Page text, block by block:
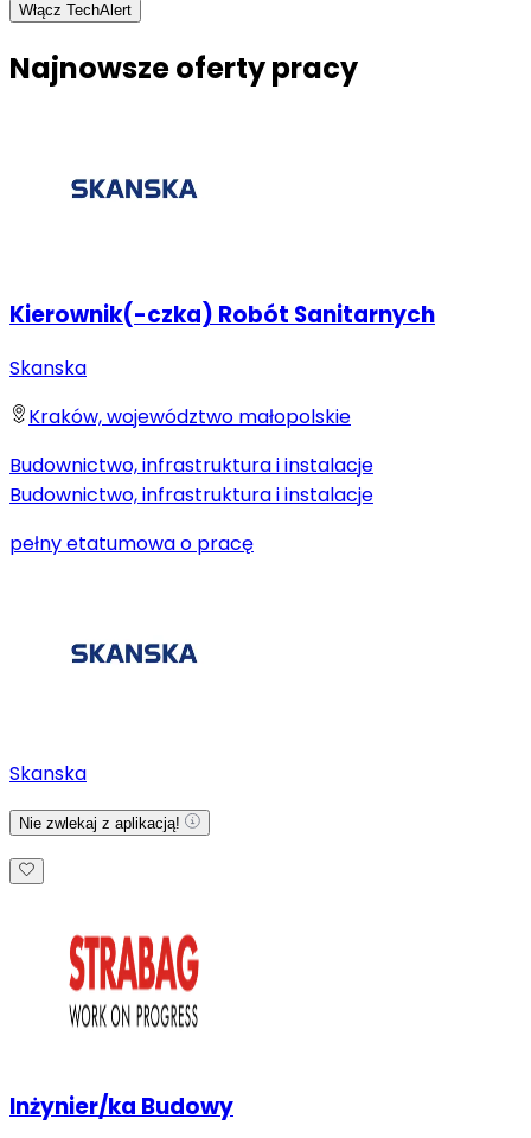
Włącz TechAlert
Najnowsze oferty pracy
Kierownik(-czka) Robót Sanitarnych
Skanska
Kraków, województwo małopolskie
Budownictwo, infrastruktura i instalacje
Budownictwo, infrastruktura i instalacje
pełny etatumowa o pracę
Skanska
Nie zwlekaj z aplikacją!
Inżynier/ka Budowy